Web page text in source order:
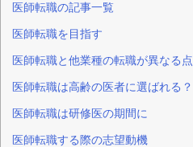
医師転職の記事一覧
医師転職を目指す
医師転職と他業種の転職が異なる点
医師転職は高齢の医者に選ばれる？
医師転職は研修医の期間に
医師転職する際の志望動機